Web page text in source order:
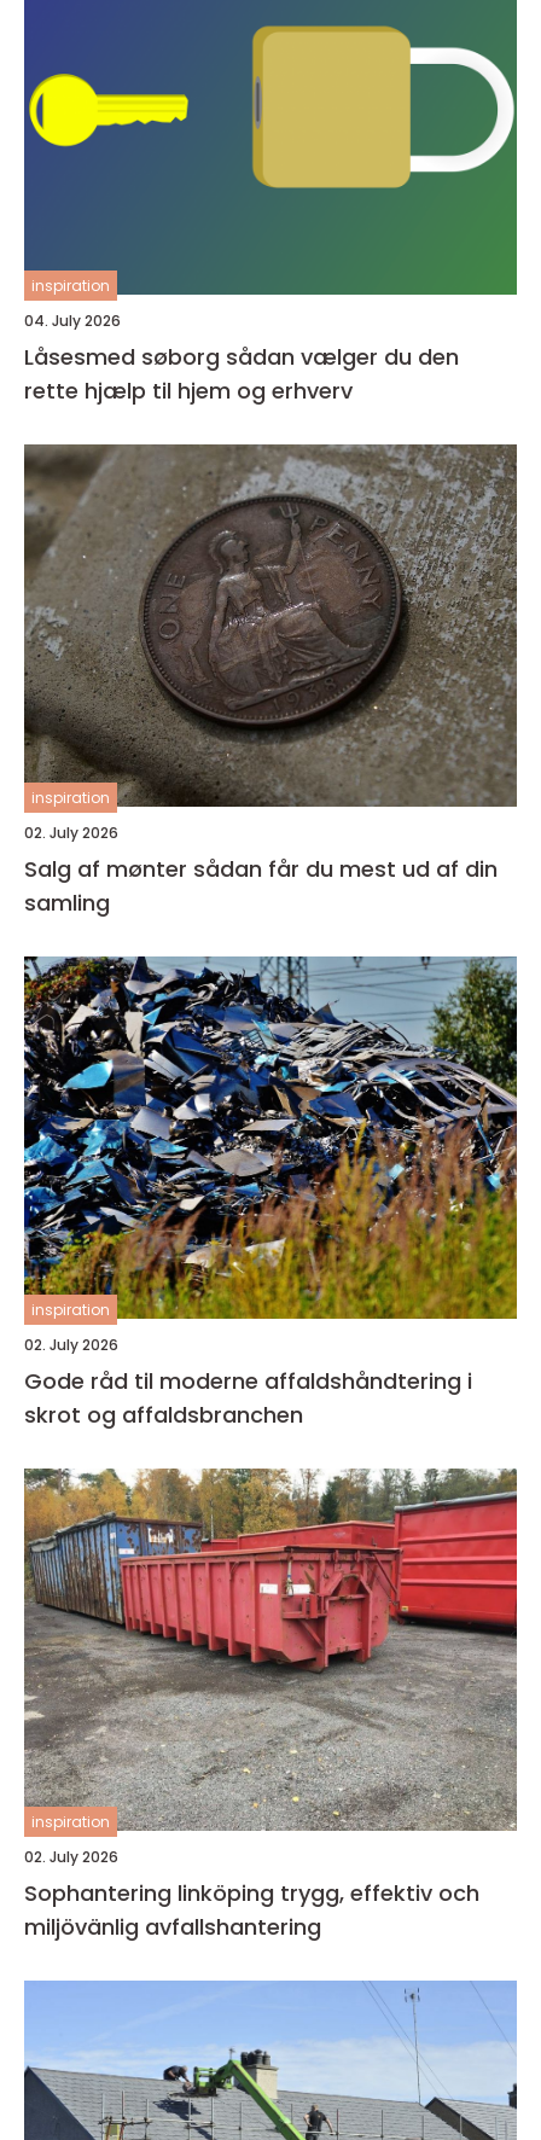
inspiration
04. July 2026
Låsesmed søborg sådan vælger du den
rette hjælp til hjem og erhverv
inspiration
02. July 2026
Salg af mønter sådan får du mest ud af din
samling
inspiration
02. July 2026
Gode råd til moderne affaldshåndtering i
skrot og affaldsbranchen
inspiration
02. July 2026
Sophantering linköping trygg, effektiv och
miljövänlig avfallshantering